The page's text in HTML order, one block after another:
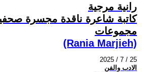
رانية مرجية
كاتبة شاعرة ناقدة مجسرة
مجموعات
(Rania Marjieh)
2025 / 7 / 25
الادب والفن